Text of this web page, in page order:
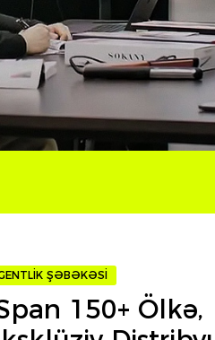
ŞƏBƏKƏSI
150+ Ölkə,